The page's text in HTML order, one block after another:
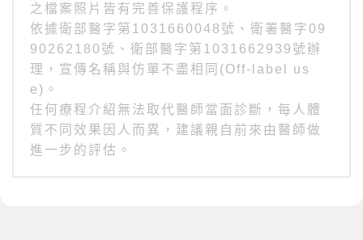
之檔案照片皆有完善保護程序。
依據衛部醫字第1031660048號、衛署醫字09
90262180號、衛部醫字第1031662939號辦
理，宣傳名稱與仿單不盡相同(Off-label us
e)。
任何療程介紹無法取代醫師當面診斷，每人體
質不同效果因人而異，建議親自前來由醫師做
進一步的評估。